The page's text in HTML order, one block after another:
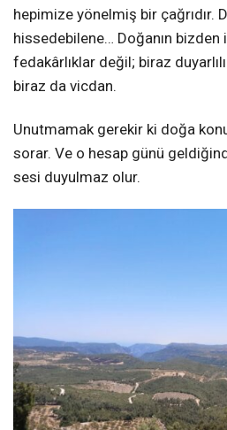
hepimize yönelmiş bir çağrıdır.
hissedebilene… Doğanın
fedakârlıklar değil; biraz
biraz da vicdan.
Unutmamak gerekir ki doğa
sorar. Ve o hesap günü
sesi duyulmaz olur.